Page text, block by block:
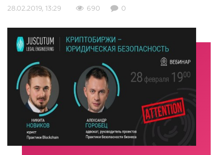
28.02.2019, 13:29 690 0